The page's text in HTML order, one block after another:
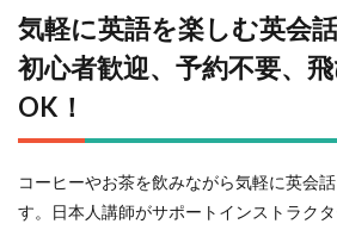
気軽に英語を楽しむ英会話
初心者歓迎、予約不要、
OK！
コーヒーやお茶を飲みながら気軽に英会
す。日本人講師がサポートインストラク